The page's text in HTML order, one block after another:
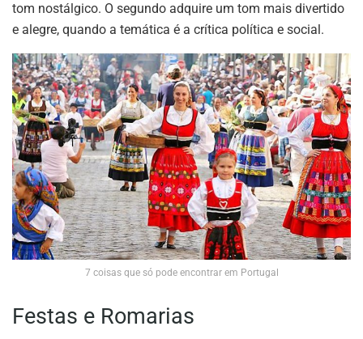
tom nostálgico. O segundo adquire um tom mais divertido
e alegre, quando a temática é a crítica política e social.
7 coisas que só pode encontrar em Portugal
Festas e Romarias